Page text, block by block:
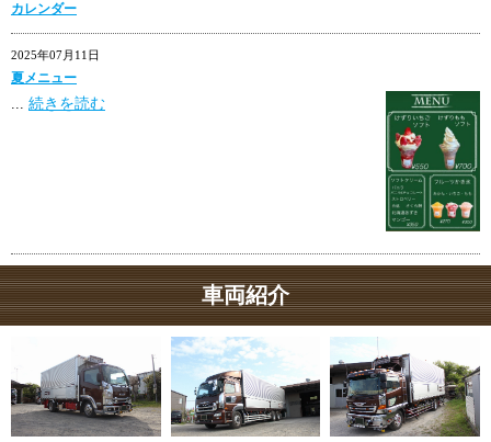
カレンダー
2025年07月11日
夏メニュー
... 続きを読む
車両紹介